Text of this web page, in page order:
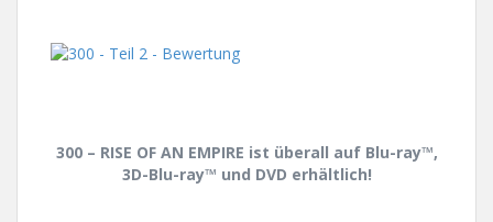
300 – RISE OF AN EMPIRE ist überall auf Blu-ray™,
3D-Blu-ray™ und DVD erhältlich!